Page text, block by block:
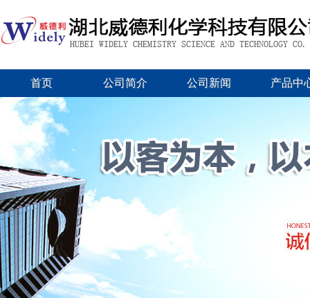
首页 公司简介 公司新闻 产品中